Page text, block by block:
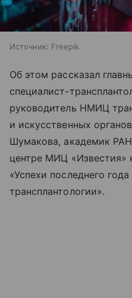
Источник: Freepik
Об этом рассказал
специалист-
руководитель НМИЦ
и искусственных
Шумакова, академик
центре МИЦ «Известия»
«Успехи последнего
трансплантологии».